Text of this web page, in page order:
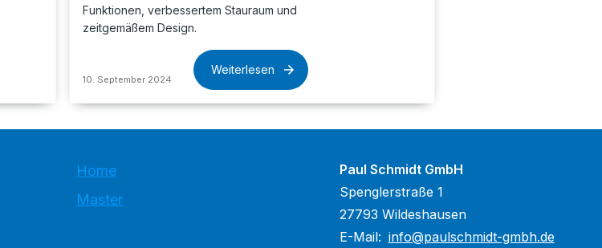
Funktionen, verbessertem Stauraum und
zeitgemäßem Design.
10. September 2024
Weiterlesen
Home
Master
Paul Schmidt GmbH
Spenglerstraße 1
27793 Wildeshausen
E-Mail: info@paulschmidt-gmbh.de